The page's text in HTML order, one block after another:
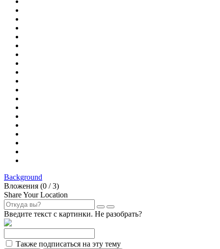
Background
Вложения (0 / 3)
Share Your Location
Введите текст с картинки. Не разобрать?
Также подписаться на эту тему